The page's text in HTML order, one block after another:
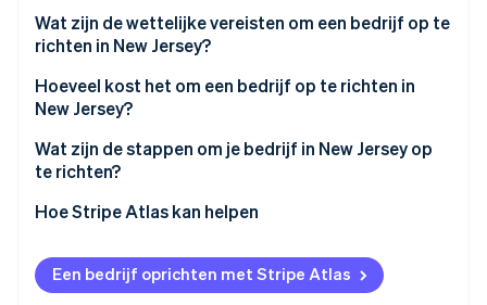
Wat zijn de wettelijke vereisten om een bedrijf op te
richten in New Jersey?
Conforme bedrijfsnaam
Geregistreerde agent
Oprichtingsakte (Public Records Filing)
Intern bestuur
Jaarverslag en onderhoud
Hoeveel kost het om een bedrijf op te richten in
New Jersey?
Wat zijn de stappen om je bedrijf in New Jersey op
te richten?
Bepaal je bedrijfsstructuur
Kies en bevestig je naam
Stel een geregistreerde vertegenwoordiger aan
Hoe Stripe Atlas kan helpen
Aanmelden bij Atlas
Betalingen accepteren en bankieren voordat je EIN-
Een bedrijf oprichten met Stripe Atlas